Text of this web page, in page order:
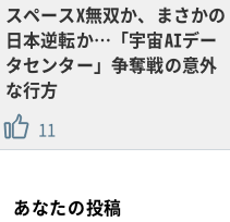
スペースX無双か、まさかの
日本逆転か…「宇宙AIデー
タセンター」争奪戦の意外
な行方
11
あなたの投稿